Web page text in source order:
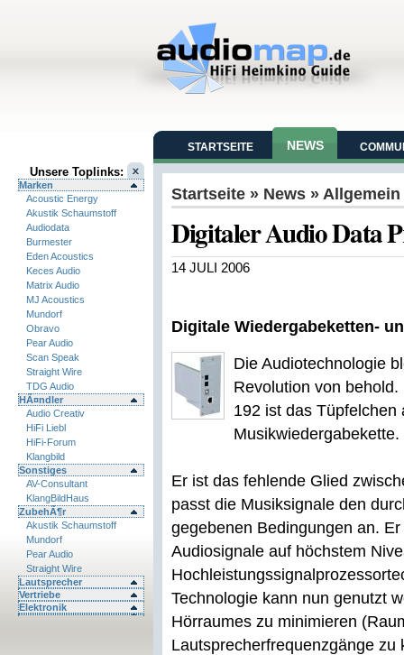
Unsere Toplinks:
Marken
Acoustic Energy
Akustik Schaumstoff
Audiodata
Burmester
Eden Acoustics
Keces Audio
Matrix Audio
MJ Acoustics
Mundorf
Obravo
Pear Audio
Scan Speak
Straight Wire
TDG Audio
HÃ¤ndler
Audio Creativ
HiFi Liebl
HiFi-Forum
Klangbild
Sonstiges
AV-Consultant
KlangBildHaus
ZubehÃ¶r
Akustik Schaumstoff
Mundorf
Pear Audio
Straight Wire
Lautsprecher
Vertriebe
Elektronik
STARTSEITE NEWS
Startseite » News » Allgemein
Digitaler Audio Data
14 JULI 2006
Digitale Wiedergabeketten-
Die Audiotechnologie
Revolution von
192 ist das Tüpfelchen
Musikwiedergabekette.
Er ist das fehlende Glied
passt die Musiksignale den
gegebenen Bedingungen an.
Audiosignale auf höchstem
Technologie kann nun genutzt
Hörraumes zu minimieren
Lautsprecherfrequenzgänge zu